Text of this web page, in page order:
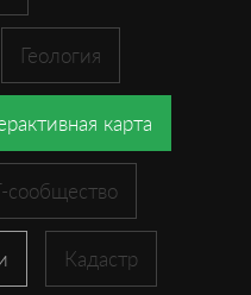
Геология
карта
сообщество
Кадастр